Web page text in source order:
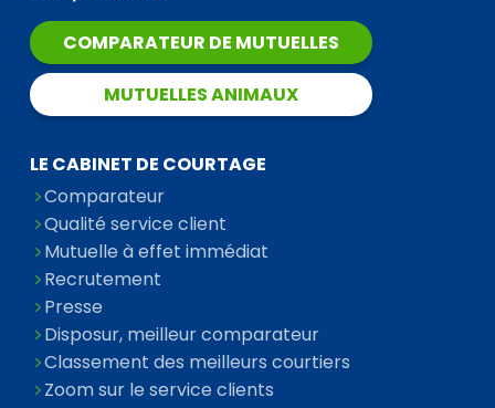
COMPARATEUR DE MUTUELLES
MUTUELLES ANIMAUX
LE CABINET DE COURTAGE
Comparateur
Qualité service client
Mutuelle à effet immédiat
Recrutement
Presse
Disposur, meilleur comparateur
Classement des meilleurs courtiers
Zoom sur le service clients